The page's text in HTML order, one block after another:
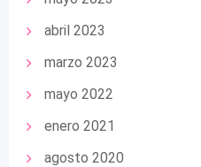
abril 2023
marzo 2023
mayo 2022
enero 2021
agosto 2020